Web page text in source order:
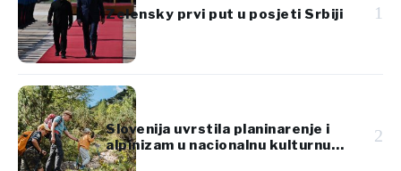
Zelensky prvi put u posjeti Srbiji 1
Slovenija uvrstila planinarenje i
alpinizam u nacionalnu kulturnu
baštinu
2